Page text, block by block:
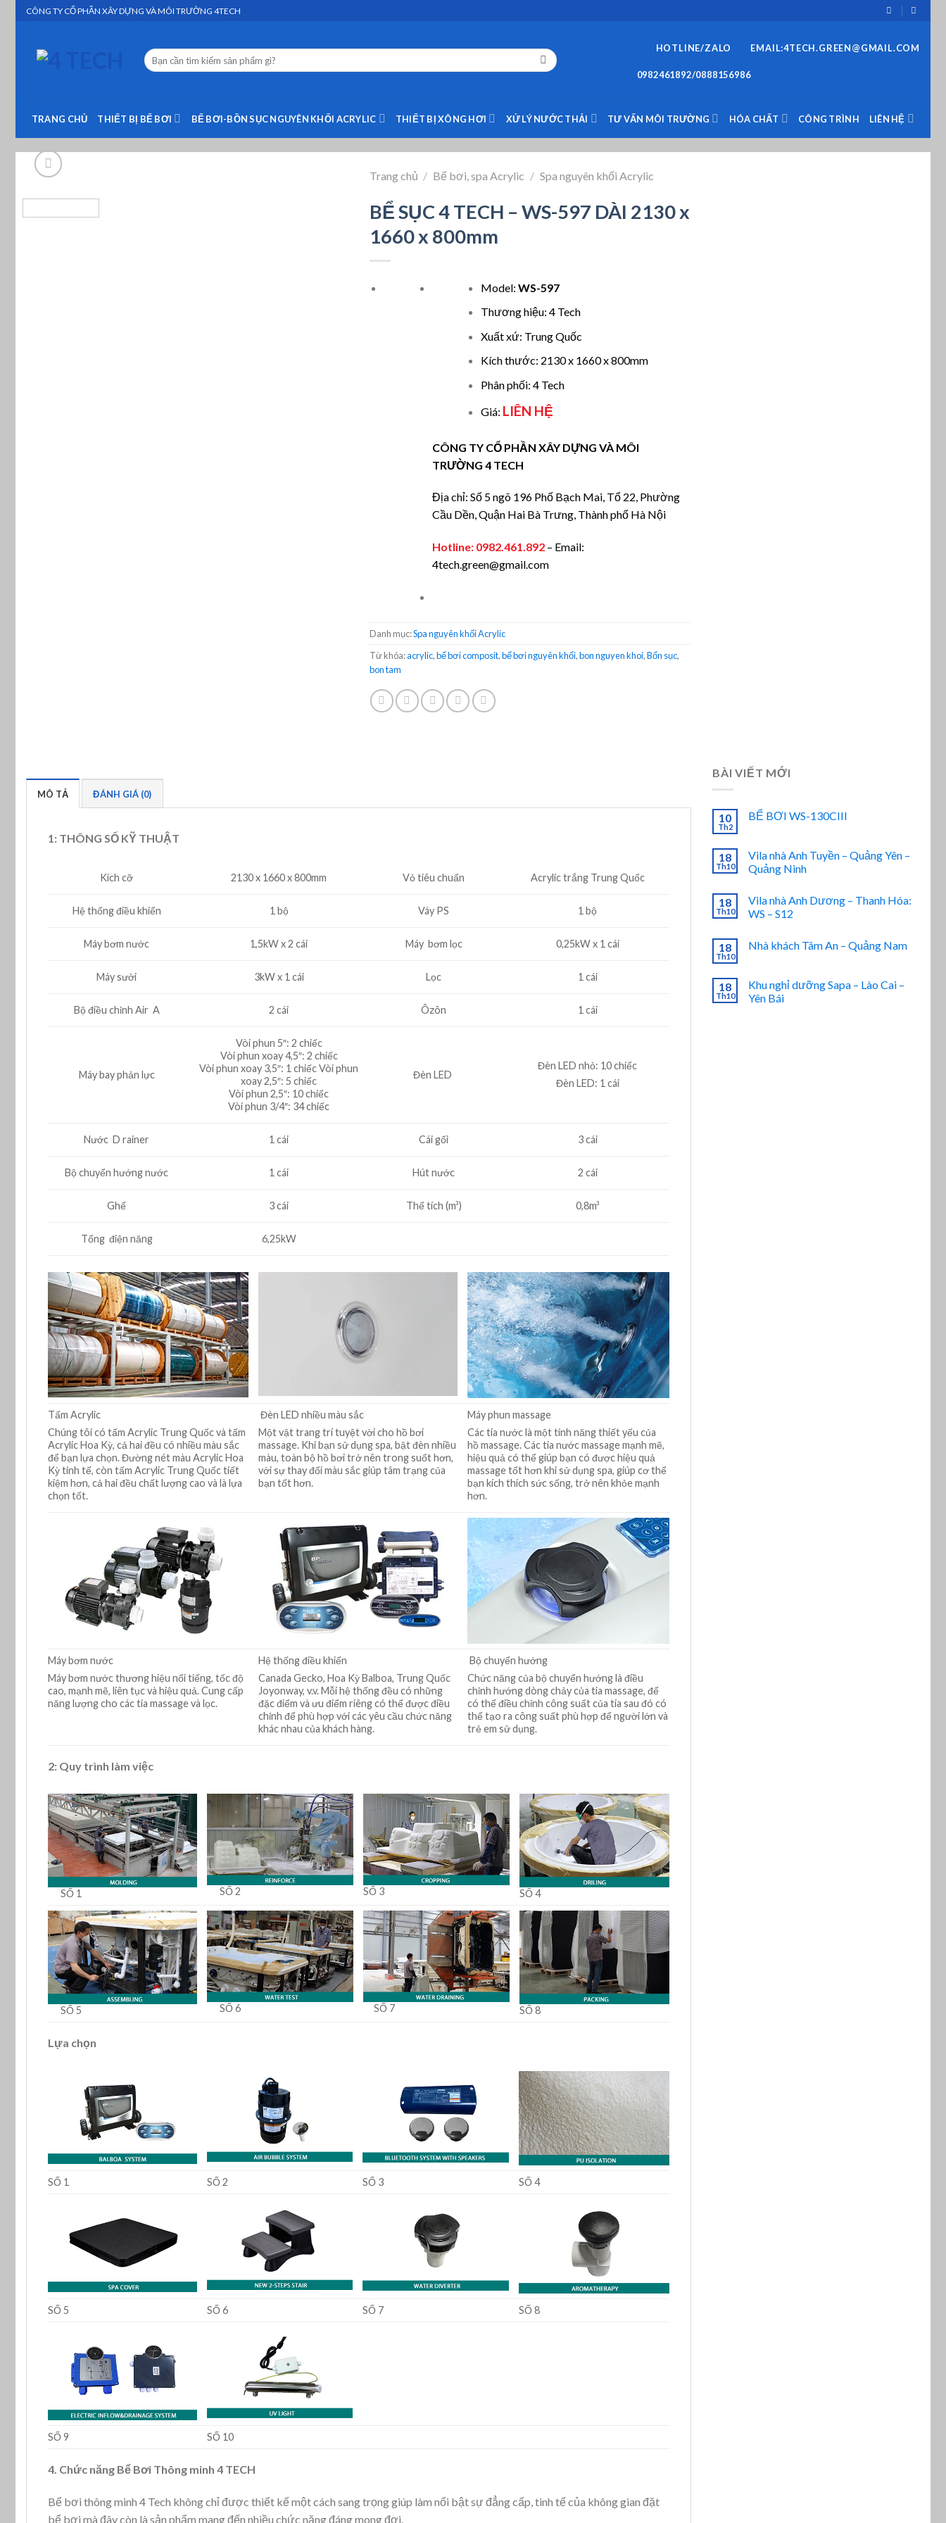
Skip
CÔNG TY CỔ PHẦN XÂY DỰNG VÀ MÔI TRƯỜNG 4TECH
Tìm
kiếm:
HOTLINE/ZALO
0982461892/0888156986
EMAIL:4TECH.GREEN@GMAIL.COM
TRANG CHỦ THIẾT BỊ BỂ BƠI BỂ BƠI-BỒN SỤC NGUYÊN KHỐI ACRYLIC THIẾT BỊ XÔNG HƠI XỬ LÝ NƯỚC THẢI TƯ VẤN MÔI TRƯỜNG HÓA CHẤT CÔNG TRÌNH LIÊN HỆ
Trang chủ / Bể bơi, spa Acrylic / Spa nguyên khối Acrylic
BỂ SỤC 4 TECH – WS-597 DÀI 2130 x
1660 x 800mm
Model: WS-597
Thương hiệu: 4 Tech
Xuất xứ: Trung Quốc
Kích thước: 2130 x 1660 x 800mm
Phân phối: 4 Tech
Giá: LIÊN HỆ
CÔNG TY CỔ PHẦN XÂY DỰNG VÀ MÔI
TRƯỜNG 4 TECH
Địa chỉ: Số 5 ngõ 196 Phố Bạch Mai, Tổ 22, Phường
Cầu Dền, Quận Hai Bà Trưng, Thành phố Hà Nội
Hotline: 0982.461.892 – Email:
4tech.green@gmail.com
Danh mục:Spa nguyên khối Acrylic
Từ khóa:acrylic,bể bơi composit,bể bơi nguyên khối,bon nguyen khoi,Bổn sục,
bon tam
MÔ TẢ ĐÁNH GIÁ (0)
1: THÔNG SỐ KỸ THUẬT
Kích cỡ 2130 x 1660 x 800mm Vỏ tiêu chuẩn Acrylic trắng Trung Quốc
Hệ thống điều khiển 1 bộ Váy PS 1 bộ
Máy bơm nước 1,5kW x 2 cái Máy bơm lọc 0,25kW x 1 cái
Máy sưởi 3kW x 1 cái Lọc 1 cái
Bộ điều chỉnh Air A 2 cái Ôzôn 1 cái
Máy bay phản lực
Vòi phun 5″: 2 chiếc
Vòi phun xoay 4,5″: 2 chiếc
Vòi phun xoay 3,5″: 1 chiếc Vòi phun
xoay 2,5″: 5 chiếc
Vòi phun 2,5″: 10 chiếc
Vòi phun 3/4″: 34 chiếc
Đèn LED ​
Đèn LED nhỏ: 10 chiếc
Đèn LED: 1 cái
Nước D rainer 1 cái Cái gối 3 cái
Bộ chuyển hướng nước 1 cái Hút nước 2 cái
Ghế 3 cái Thể tích (m³) 0,8m³
Tổng điện năng 6,25kW
Tấm Acrylic
Chúng tôi có tấm Acrylic Trung Quốc và tấm
Acrylic Hoa Kỳ, cả hai đều có nhiều màu sắc
để bạn lựa chọn. Đường nét màu Acrylic Hoa
Kỳ tinh tế, còn tấm Acrylic Trung Quốc tiết
kiệm hơn, cả hai đều chất lượng cao và là lựa
chọn tốt.
Đèn LED nhiều màu sắc
Một vật trang trí tuyệt vời cho hồ bơi
massage. Khi bạn sử dụng spa, bật đèn nhiều
màu, toàn bộ hồ bơi trở nên trong suốt hơn,
với sự thay đổi màu sắc giúp tâm trạng của
bạn tốt hơn.
Máy phun massage
Các tia nước là một tính năng thiết yếu của
hồ massage. Các tia nước massage mạnh mẽ,
hiệu quả có thể giúp bạn có được hiệu quả
massage tốt hơn khi sử dụng spa, giúp cơ thể
bạn kích thích sức sống, trở nên khỏe mạnh
hơn.
Máy bơm nước
Máy bơm nước thương hiệu nổi tiếng, tốc độ
cao, mạnh mẽ, liên tục và hiệu quả. Cung cấp
năng lượng cho các tia massage và lọc.
Hệ thống điều khiển
Canada Gecko, Hoa Kỳ Balboa, Trung Quốc
Joyonway, v.v. Mỗi hệ thống đều có những
đặc điểm và ưu điểm riêng có thể được điều
chỉnh để phù hợp với các yêu cầu chức năng
khác nhau của khách hàng.
Bộ chuyển hướng
Chức năng của bộ chuyển hướng là điều
chỉnh hướng dòng chảy của tia massage, để
có thể điều chỉnh công suất của tia sau đó có
thể tạo ra công suất phù hợp để người lớn và
trẻ em sử dụng.
2: Quy trình làm việc
SỐ 1 SỐ 2 SỐ 3 SỐ 4
SỐ 5 SỐ 6 SỐ 7 SỐ 8
Lựa chọn
SỐ 1 SỐ 2 SỐ 3 SỐ 4
SỐ 5 SỐ 6 SỐ 7 SỐ 8
SỐ 9 SỐ 10
4. Chức năng Bể Bơi Thông minh 4 TECH
Bể bơi thông minh 4 Tech không chỉ được thiết kế một cách sang trọng giúp làm nổi bật sự đẳng cấp, tinh tế của không gian đặt
bể bơi mà đây còn là sản phẩm mang đến nhiều chức năng đáng mong đợi.
BÀI VIẾT MỚI
10
Th2
BỂ BƠI WS-130CIII
18
Th10
Vila nhà Anh Tuyền – Quảng Yên –
Quảng Ninh
18
Th10
Vila nhà Anh Dương – Thanh Hóa:
WS – S12
18
Th10
Nhà khách Tâm An – Quảng Nam
18
Th10
Khu nghỉ dưỡng Sapa – Lào Cai –
Yên Bái